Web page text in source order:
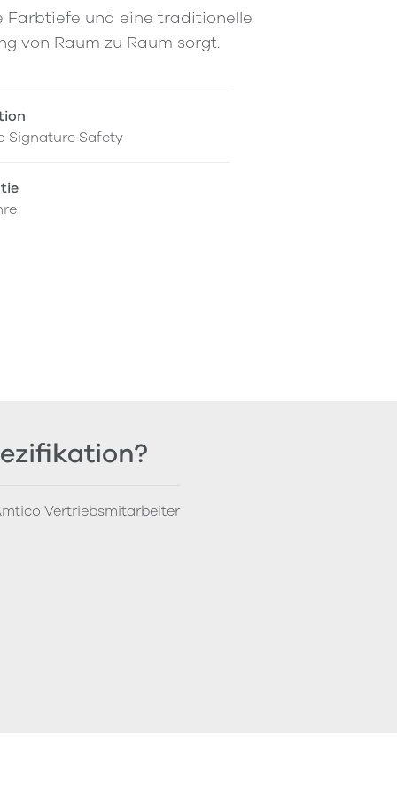
Farbtiefe und eine traditionelle
von Raum zu Raum sorgt.
Signature Safety
Vertriebsmitarbeiter